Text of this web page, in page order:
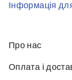
Інформація
Про нас
Оплата і